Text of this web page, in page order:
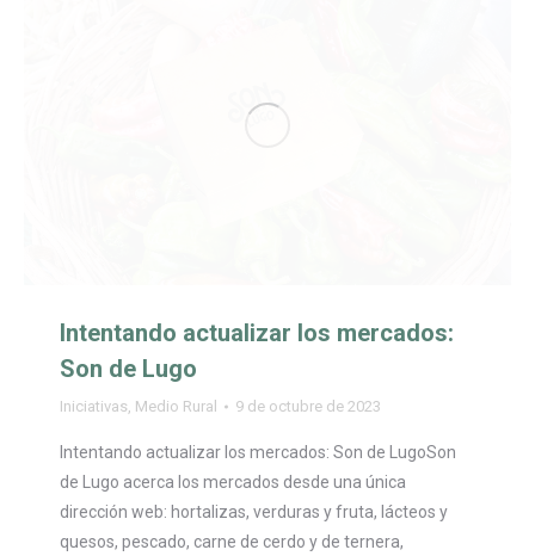
Intentando actualizar los mercados:
Son de Lugo
Iniciativas, Medio Rural 9 de octubre de 2023
Intentando actualizar los mercados: Son de LugoSon
de Lugo acerca los mercados desde una única
dirección web: hortalizas, verduras y fruta, lácteos y
quesos, pescado, carne de cerdo y de ternera,